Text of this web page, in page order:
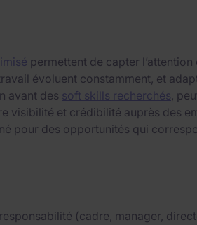
permettent de capter
évoluent constamment, et
avant des soft skills recherchés,
et crédibilité auprès des
pour des opportunités qui
(cadre, manager,